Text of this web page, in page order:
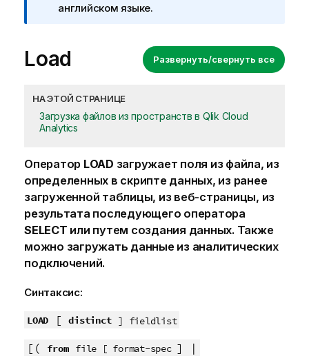
английском языке.
Развернуть/свернуть все
Load
НА ЭТОЙ СТРАНИЦЕ
Загрузка файлов из пространств в Qlik Cloud
Analytics
Оператор LOAD загружает поля из файла, из
определенных в скрипте данных, из ранее
загруженной таблицы, из веб-страницы, из
результата последующего оператора
SELECT или путем создания данных. Также
можно загружать данные из аналитических
подключений.
Синтаксис:
LOAD [distinct ] fieldlist
[( from file [ format-spec ] |